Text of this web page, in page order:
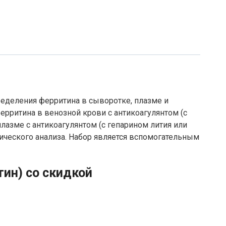
ферритина в сыворотке, плазме и
в венозной крови с антикоагулянтом (с
с антикоагулянтом (с гепарином лития или
анализа. Набор является вспомогательным
со скидкой